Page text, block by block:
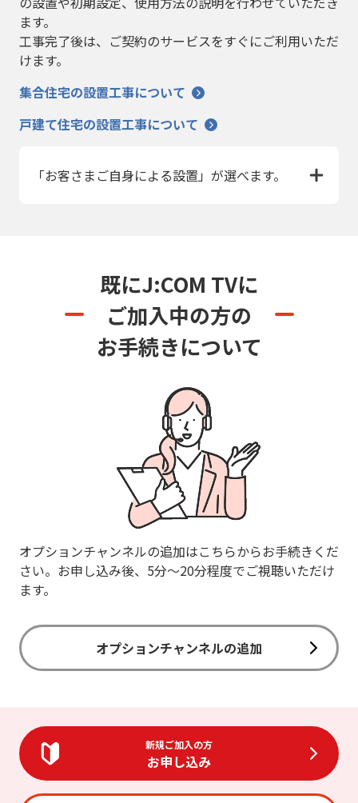
ます。
工事完了後は、ご契約のサービスをすぐにご利用いただ
けます。
集合住宅の設置工事について
戸建て住宅の設置工事について
「お客さまご自身による設置」が選べます。
既にJ:COM TVに
ご加入中の方の
お手続きについて
オプションチャンネルの追加はこちらからお手続きくだ
さい。お申し込み後、5分～20分程度でご視聴いただけ
ます。
オプションチャンネルの追加
新規ご加入の方
お申し込み